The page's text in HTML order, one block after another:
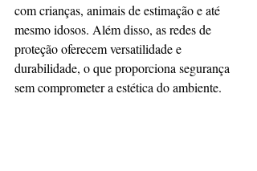
com crianças, animais de estimação e até
mesmo idosos. Além disso, as redes de
proteção oferecem versatilidade e
durabilidade, o que proporciona segurança
sem comprometer a estética do ambiente.